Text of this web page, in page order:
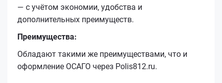
— с учётом экономии, удобства и
дополнительных преимуществ.
Преимущества:
Обладают такими же преимуществами, что и
оформление ОСАГО через Polis812.ru.